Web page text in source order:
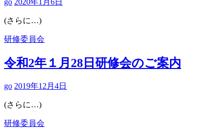
go 2020年1月6日
(さらに…)
研修委員会
令和2年１月28日研修会のご案内
go 2019年12月4日
(さらに…)
研修委員会